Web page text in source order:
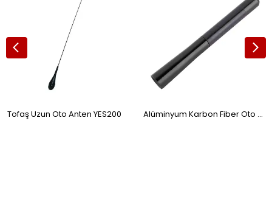
Tofaş Uzun Oto Anten YES200 Alüminyum Karbon Fiber Oto Anten Çubuğu Siyah